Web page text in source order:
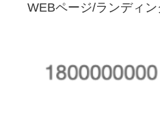
WEBページ/ランディ